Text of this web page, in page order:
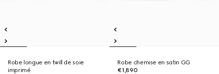
Robe longue en twill de soie
imprimé
Robe chemise en satin GG
€1,890